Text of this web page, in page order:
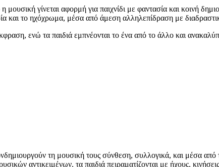
μουσική γίνεται αφορμή για παιχνίδι με φαντασία και κοινή
και το ηχόχρωμα, μέσα από άμεση αλληλεπίδραση με
ενώ τα παιδιά εμπνέονται το ένα από το άλλο και
τη μουσική τους σύνθεση, συλλογικά, και μέσα
αντικειμένων, τα παιδιά πειραματίζονται με ήχους,